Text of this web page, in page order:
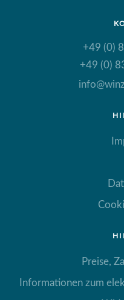
+49 (0)
+49 (0)
Preise,
Informationen zum